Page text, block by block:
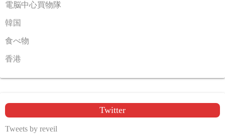
電脳中心買物隊
韓国
食べ物
香港
Twitter
Tweets by reveil